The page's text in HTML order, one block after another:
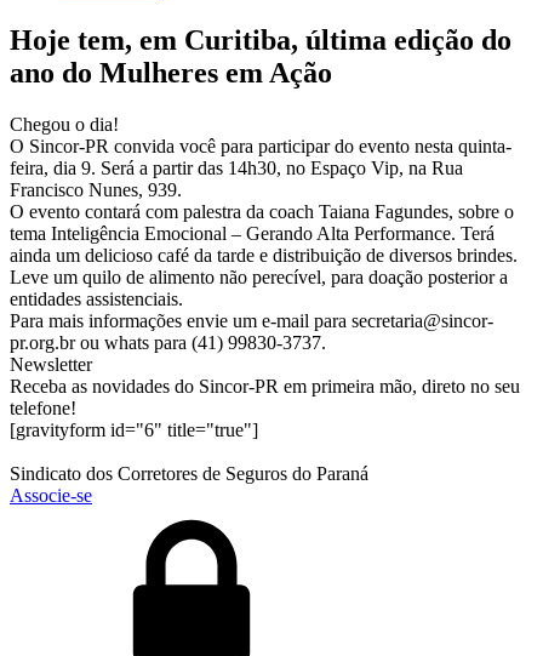
Hoje tem, em Curitiba, última edição do
ano do Mulheres em Ação
Chegou o dia!
O Sincor-PR convida você para participar do evento nesta quinta-
feira, dia 9. Será a partir das 14h30, no Espaço Vip, na Rua
Francisco Nunes, 939.
O evento contará com palestra da coach Taiana Fagundes, sobre o
tema Inteligência Emocional – Gerando Alta Performance. Terá
ainda um delicioso café da tarde e distribuição de diversos brindes.
Leve um quilo de alimento não perecível, para doação posterior a
entidades assistenciais.
Para mais informações envie um e-mail para secretaria@sincor-
pr.org.br ou whats para (41) 99830-3737.
Newsletter
Receba as novidades do Sincor-PR em primeira mão, direto no seu
telefone!
[gravityform id="6" title="true"]
Sindicato dos Corretores de Seguros do Paraná
Associe-se